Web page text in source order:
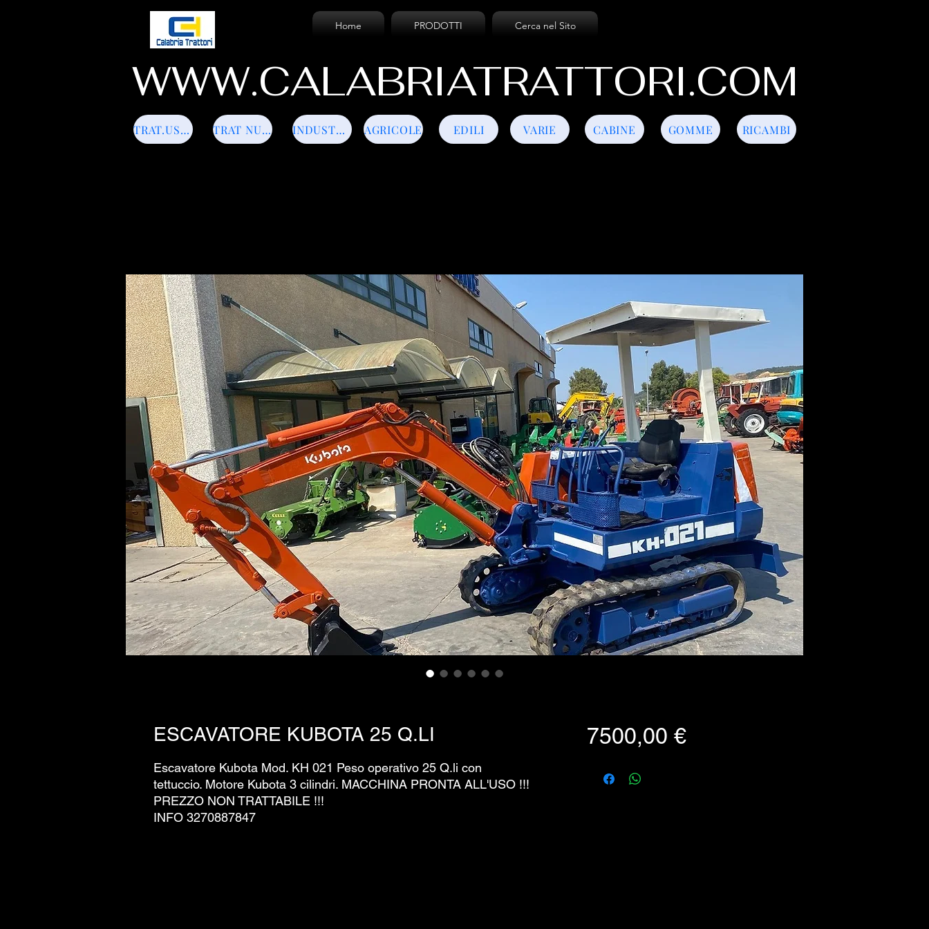
Home PRODOTTI Cerca nel Sito
WWW.CALABRIATRATTORI.COM
TRAT.USATI TRAT NUOVI INDUSTRIALI EDILI
AGRICOLE VARIE GOMME
CABINE RICAMBI
ESCAVATORE KUBOTA 25 Q.LI
Escavatore Kubota Mod. KH 021 Peso operativo 25 Q.li con
tettuccio. Motore Kubota 3 cilindri. MACCHINA PRONTA ALL'USO !!!
PREZZO NON TRATTABILE !!!
INFO 3270887847
7500,00 €Prezzo